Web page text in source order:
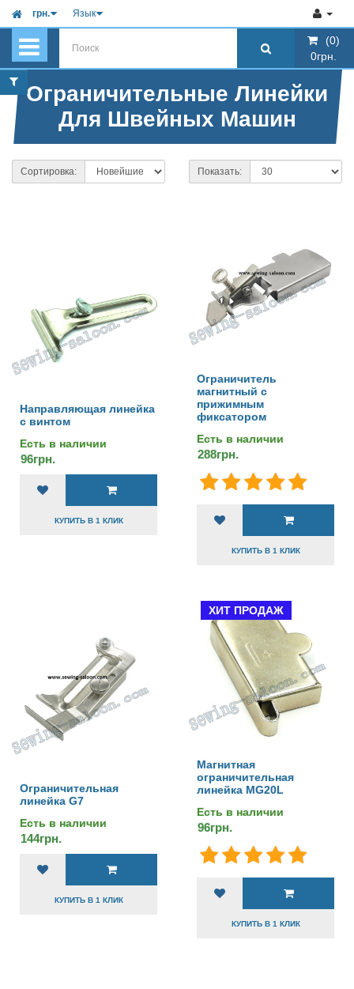
грн. Язык
(0)
0грн.
Ограничительные Линейки
Для Швейных Машин
Сортировка: Показать:
Направляющая линейка
с винтом
Есть в наличии
96грн.
КУПИТЬ В 1 КЛИК
Ограничитель
магнитный с
прижимным
фиксатором
Есть в наличии
288грн.
КУПИТЬ В 1 КЛИК
Ограничительная
линейка G7
Есть в наличии
144грн.
КУПИТЬ В 1 КЛИК
ХИТ ПРОДАЖ
Магнитная
ограничительная
линейка MG20L
Есть в наличии
96грн.
КУПИТЬ В 1 КЛИК